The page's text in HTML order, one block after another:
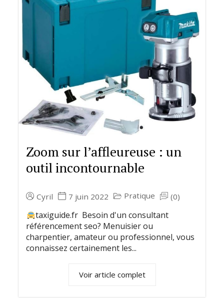
Zoom sur l’affleureuse : un
outil incontournable
Cyril 7 juin 2022 Pratique (0)
taxiguide.fr Besoin d'un consultant
référencement seo? Menuisier ou
charpentier, amateur ou professionnel, vous
connaissez certainement les...
Voir article complet